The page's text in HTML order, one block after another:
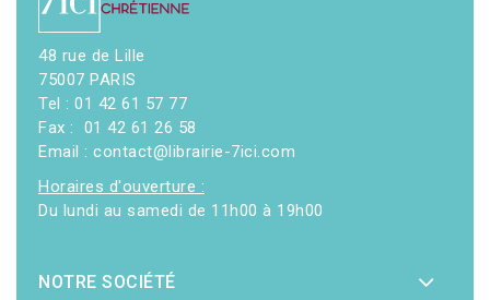
48 rue de Lille
75007 PARIS
Tel : 01 42 61 57 77
Fax : 01 42 61 26 58
Email : contact@librairie-7ici.com
Horaires d'ouverture :
Du lundi au samedi de 11h00 à 19h00
NOTRE SOCIÉTÉ